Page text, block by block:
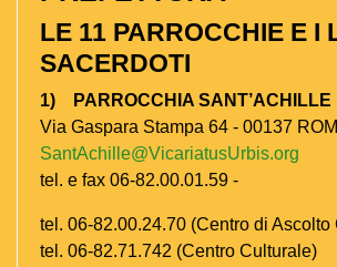
LE 11 PARROCCHIE E I
SACERDOTI
1) PARROCCHIA SANT’ACHILLE
Via Gaspara Stampa 64 - 00137
SantAchille@VicariatusUrbis.org
tel. e fax 06-82.00.01.59 -
tel. 06-82.00.24.70 (Centro di Ascolto
tel. 06-82.71.742 (Centro Culturale)